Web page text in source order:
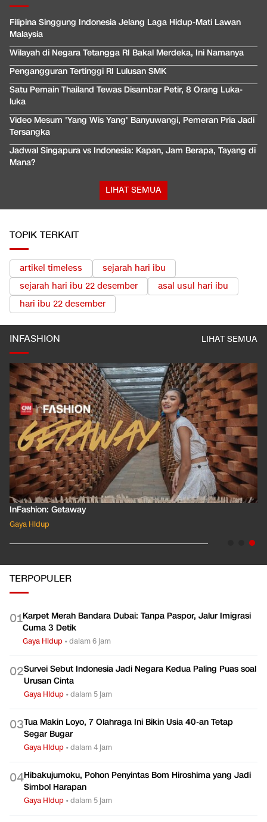
Filipina Singgung Indonesia Jelang Laga Hidup-Mati Lawan
Malaysia
Wilayah di Negara Tetangga RI Bakal Merdeka, Ini Namanya
Pengangguran Tertinggi RI Lulusan SMK
Satu Pemain Thailand Tewas Disambar Petir, 8 Orang Luka-
luka
Video Mesum 'Yang Wis Yang' Banyuwangi, Pemeran Pria Jadi
Tersangka
Jadwal Singapura vs Indonesia: Kapan, Jam Berapa, Tayang di
Mana?
LIHAT SEMUA
TOPIK TERKAIT
artikel timeless
sejarah hari ibu
sejarah hari ibu 22 desember
asal usul hari ibu
hari ibu 22 desember
INFASHION LIHAT SEMUA
Getaway
TERPOPULER
01Karpet Merah Bandara Dubai: Tanpa Paspor, Jalur Imigrasi
Cuma 3 Detik
Gaya Hidup •dalam 6 jam
02Survei Sebut Indonesia Jadi Negara Kedua Paling Puas soal
Urusan Cinta
Gaya Hidup •dalam 5 jam
03Tua Makin Loyo, 7 Olahraga Ini Bikin Usia 40-an Tetap
Segar Bugar
Gaya Hidup •dalam 4 jam
04Hibakujumoku, Pohon Penyintas Bom Hiroshima yang Jadi
Simbol Harapan
Gaya Hidup •dalam 5 jam